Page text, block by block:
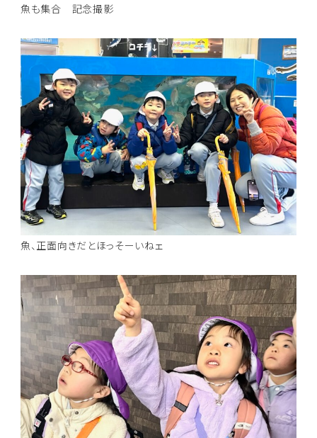
魚も集合 記念撮影
魚、正面向きだとほっそーいねェ